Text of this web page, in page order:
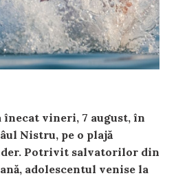
înecat vineri, 7 august, în
Nistru, pe o plajă
Potrivit salvatorilor din
adolescentul venise la